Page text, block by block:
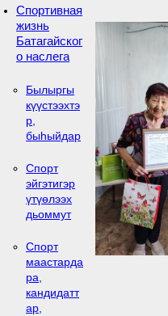
Спортивная
жизнь
Батагайског
о наслега
Былыргы
күүстээхтэ
р,
быһыйдар
Спорт
эйгэтигэр
үтүөлээх
дьоммут
Спорт
маастарда
ра,
кандидатт
ар,